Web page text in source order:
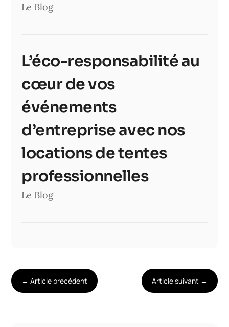
Le Blog
L’éco-responsabilité au
cœur de vos
événements
d’entreprise avec nos
locations de tentes
professionnelles
Le Blog
←Article précédent Article suivant →